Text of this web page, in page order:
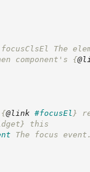
focusClsEl The
component's {
{@link #focusEl }
this
The focus